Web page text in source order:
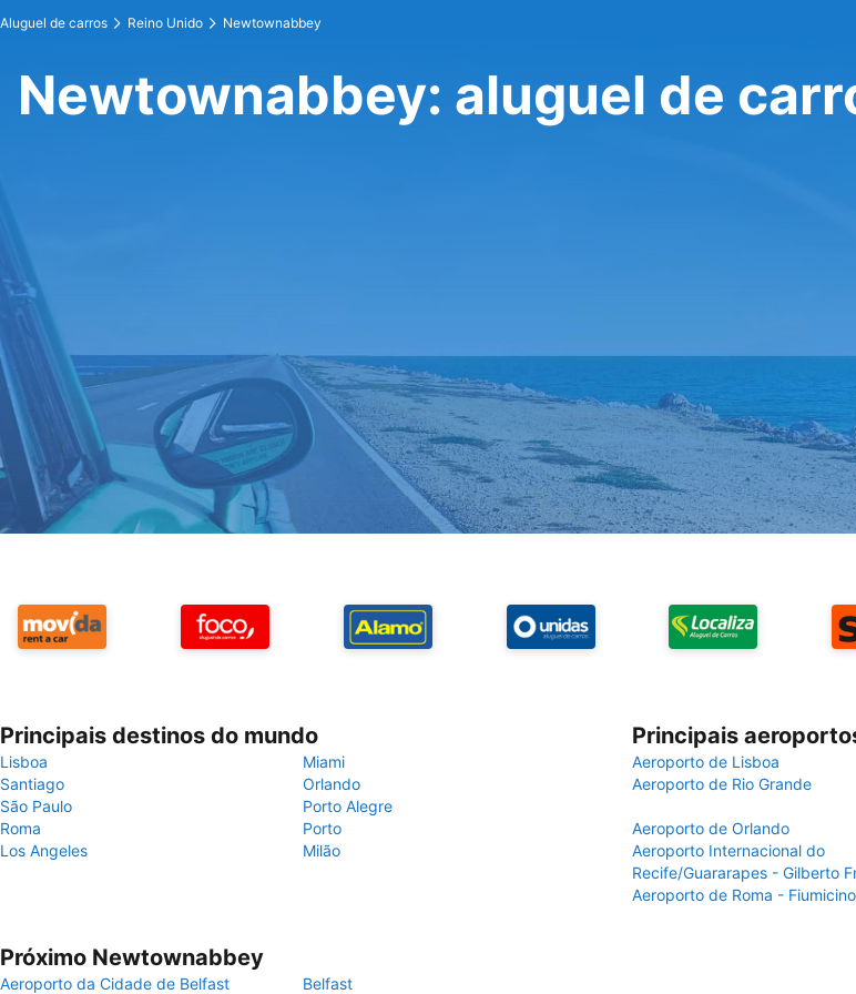
Aluguel de carros Reino Unido Newtownabbey
Newtownabbey: aluguel de
Principais destinos do mundo
Lisboa
Miami
Santiago
Orlando
São Paulo
Porto Alegre
Roma
Porto
Los Angeles
Milão
Principais
Aeroporto de Lisboa
Aeroporto de Rio Grande
Aeroporto de Orlando
Aeroporto Internacional do
Recife/Guararapes - Gilberto
Aeroporto de Roma - Fiumicino
Próximo Newtownabbey
Aeroporto da Cidade de Belfast Belfast